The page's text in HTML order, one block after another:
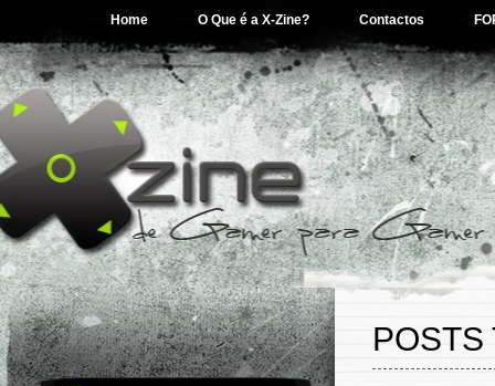
Home O Que é a X-Zine? Contactos
POSTS